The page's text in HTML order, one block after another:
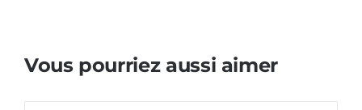
Vous pourriez aussi aimer